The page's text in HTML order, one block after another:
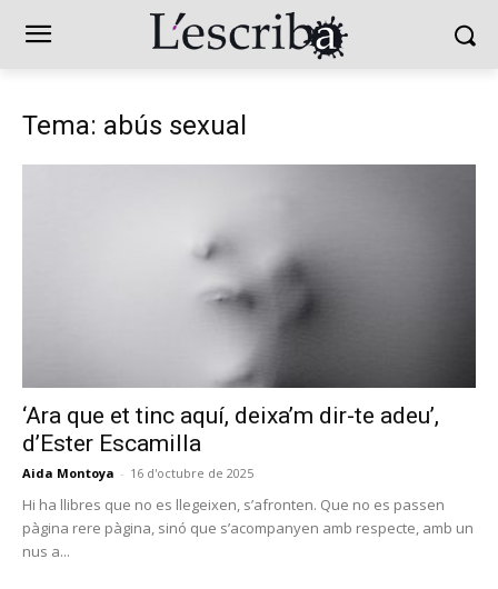
Tema: abús sexual
‘Ara que et tinc aquí, deixa’m dir-te adeu’,
d’Ester Escamilla
Aida Montoya - 16 d'octubre de 2025
Hi ha llibres que no es llegeixen, s’afronten. Que no es passen
pàgina rere pàgina, sinó que s’acompanyen amb respecte, amb un
nus a...